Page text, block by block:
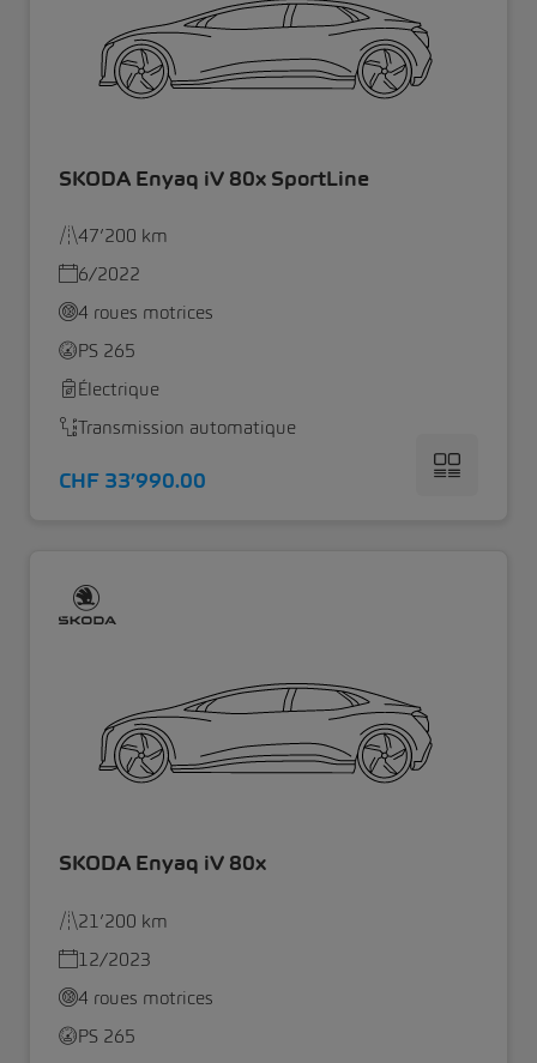
SKODA Enyaq iV 80x SportLine
47’200 km
6/2022
4 roues motrices
PS 265
Électrique
Transmission automatique
CHF 33’990.00
SKODA Enyaq iV 80x
21’200 km
12/2023
4 roues motrices
PS 265